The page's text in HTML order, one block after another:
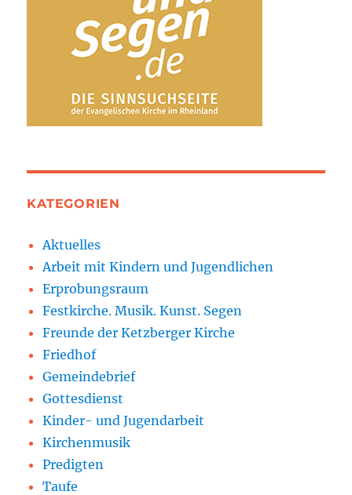
KATEGORIEN
Aktuelles
Arbeit mit Kindern und Jugendlichen
Erprobungsraum
Festkirche. Musik. Kunst. Segen
Freunde der Ketzberger Kirche
Friedhof
Gemeindebrief
Gottesdienst
Kinder- und Jugendarbeit
Kirchenmusik
Predigten
Taufe